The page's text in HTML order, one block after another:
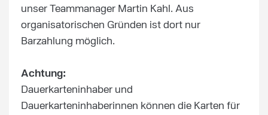
unser Teammanager Martin Kahl. Aus
organisatorischen Gründen ist dort nur
Barzahlung möglich.
Achtung:
Dauerkarteninhaber und
Dauerkarteninhaberinnen können die Karten für